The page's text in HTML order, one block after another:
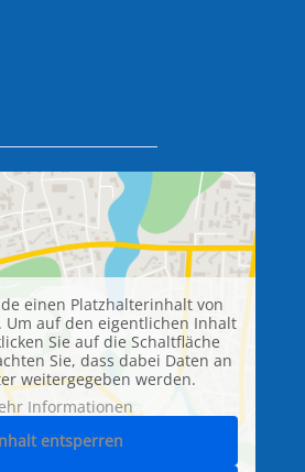
einen Platzhalterinhalt von
Um auf den eigentlichen Inhalt
Sie auf die Schaltfläche
Sie, dass dabei Daten an
weitergegeben werden.
Informationen
entsperren